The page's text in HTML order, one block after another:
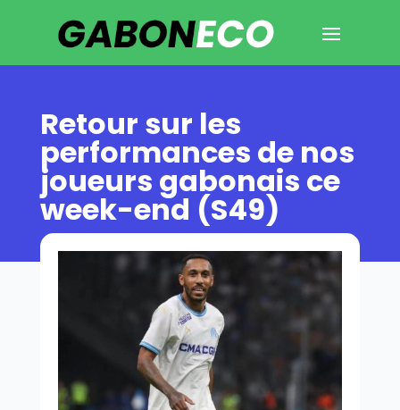
Retour sur les
performances de nos
joueurs gabonais ce
week-end (S49)